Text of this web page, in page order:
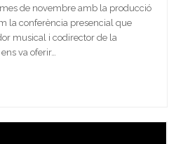
de novembre amb la producció
la conferència presencial que
musical i codirector de la
va oferir…